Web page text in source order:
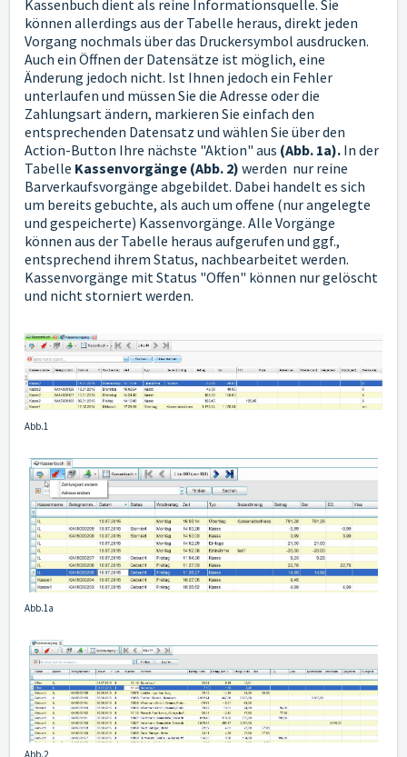
Kassenbuch dient als reine Informationsquelle. Sie
können allerdings aus der Tabelle heraus, direkt jeden
Vorgang nochmals über das Druckersymbol ausdrucken.
Auch ein Öffnen der Datensätze ist möglich, eine
Änderung jedoch nicht. Ist Ihnen jedoch ein Fehler
unterlaufen und müssen Sie die Adresse oder die
Zahlungsart ändern, markieren Sie einfach den
entsprechenden Datensatz und wählen Sie über den
Action-Button Ihre nächste "Aktion" aus (Abb. 1a). In der
Tabelle Kassenvorgänge (Abb. 2) werden nur reine
Barverkaufsvorgänge abgebildet. Dabei handelt es sich
um bereits gebuchte, als auch um offene (nur angelegte
und gespeicherte) Kassenvorgänge. Alle Vorgänge
können aus der Tabelle heraus aufgerufen und ggf.,
entsprechend ihrem Status, nachbearbeitet werden.
Kassenvorgänge mit Status "Offen" können nur gelöscht
und nicht storniert werden.
Abb.1
Abb.1a